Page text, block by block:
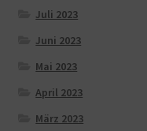
Juli 2023
Juni 2023
Mai 2023
April 2023
März 2023